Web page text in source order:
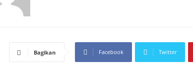
Bagikan Facebook Twitter